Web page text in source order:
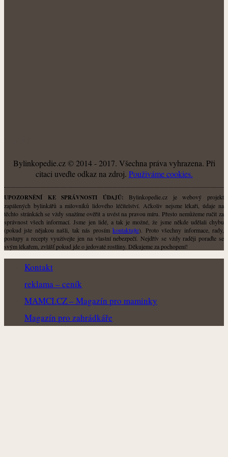
Bylinkopedie.cz © 2014 - 2017. Všechna práva vyhrazena. Při
citaci uveďte odkaz na zdroj. Použiváme cookies.
UPOZORNĚNÍ KE SPRÁVNOSTI ÚDAJŮ: Bylinkopedie.cz je webový projekt
zapálených bylinkářů a milovníků lidového léčitelství. Ačkoliv nejsme lékaři, údaje na
těchto stránkách se vždy snažíme ověřit a uvést na pravou míru. Přesto nemůžeme ručit za
správnost všech informací. Jsme jen lidé, a tak je možné, že jsme někde udělali chybu
(pokud jste nějakou našli, tak nás prosímkontaktujte). Proto všechny informace, rady,
postupy a recepty využívejte jen na vlastní nebezpečí. Nejdřív se vždy raději poraďte se
svým lékařem, zvlášť pokud jde o jedovaté rostliny. Děkujeme za pochopení!
Kontakt
reklama – ceník
MAMCI.CZ – Magazín pro maminky
Magazín pro zahrádkáře